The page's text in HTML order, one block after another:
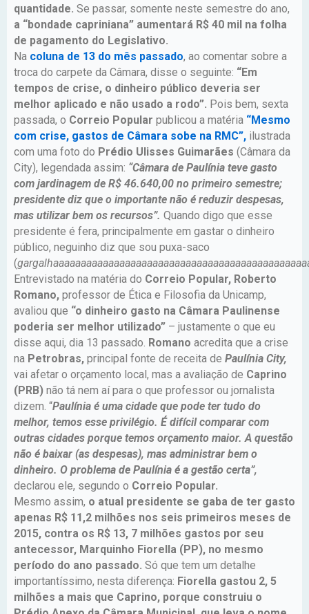
quantidade. Se passar, somente neste semestre do ano,
a “bondade capriniana” aumentará R$ 40 mil na folha
de pagamento do Legislativo.
Na coluna de 13 do mês passado, ao comentar sobre a
troca do carpete da Câmara, disse o seguinte: “Em
tempos de crise, o dinheiro público deveria ser
melhor aplicado e não usado a rodo”. Pois bem, sexta
passada, o Correio Popular publicou a matéria “Mesmo
com crise, gastos de Câmara sobe na RMC”, ilustrada
com uma foto do Prédio Ulisses Guimarães (Câmara da
City), legendada assim: “Câmara de Paulínia teve gasto
com jardinagem de R$ 46.640,00 no primeiro semestre;
presidente diz que o importante não é reduzir despesas,
mas utilizar bem os recursos”. Quando digo que esse
presidente é fera, principalmente em gastar o dinheiro
público, neguinho diz que sou puxa-saco
(
Entrevistado na matéria do Correio Popular, Roberto
Romano, professor de Ética e Filosofia da Unicamp,
avaliou que “o dinheiro gasto na Câmara Paulinense
poderia ser melhor utilizado” – justamente o que eu
disse aqui, dia 13 passado. Romano acredita que a crise
na Petrobras, principal fonte de receita de Paulínia City,
vai afetar o orçamento local, mas a avaliação de Caprino
(PRB) não tá nem aí para o que professor ou jornalista
dizem. “Paulínia é uma cidade que pode ter tudo do
melhor, temos esse privilégio. É difícil comparar com
outras cidades porque temos orçamento maior. A questão
não é baixar (as despesas), mas administrar bem o
dinheiro. O problema de Paulínia é a gestão certa”,
declarou ele, segundo o Correio Popular.
Mesmo assim, o atual presidente se gaba de ter gasto
apenas R$ 11,2 milhões nos seis primeiros meses de
2015, contra os R$ 13, 7 milhões gastos por seu
antecessor, Marquinho Fiorella (PP), no mesmo
período do ano passado. Só que tem um detalhe
importantíssimo, nesta diferença: Fiorella gastou 2, 5
milhões a mais que Caprino, porque construiu o